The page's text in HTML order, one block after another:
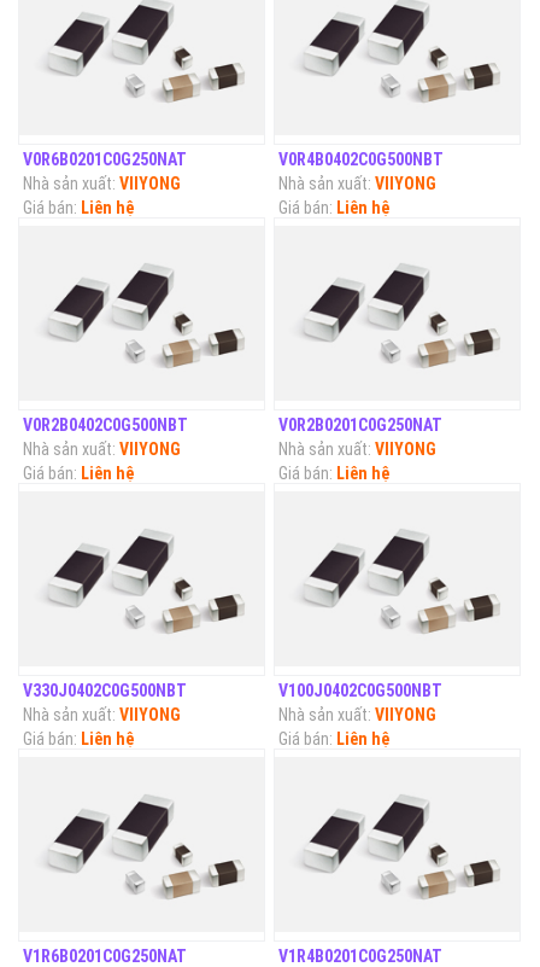
V0R6B0201C0G250NAT
Nhà sản xuất: VIIYONG
Giá bán: Liên hệ
V0R4B0402C0G500NBT
Nhà sản xuất: VIIYONG
Giá bán: Liên hệ
V0R2B0402C0G500NBT
Nhà sản xuất: VIIYONG
Giá bán: Liên hệ
V0R2B0201C0G250NAT
Nhà sản xuất: VIIYONG
Giá bán: Liên hệ
V330J0402C0G500NBT
Nhà sản xuất: VIIYONG
Giá bán: Liên hệ
V100J0402C0G500NBT
Nhà sản xuất: VIIYONG
Giá bán: Liên hệ
V1R6B0201C0G250NAT
V1R4B0201C0G250NAT